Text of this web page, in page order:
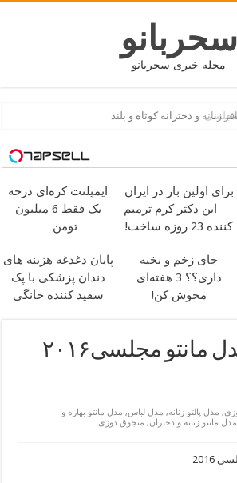
سحربانو
مجله خبری سحربانو
زنانه و دخترانه کوتاه و بلند
برای اولین بار در ایران
این دکتر کرم ترمیم
کننده 23 روزه ساخت!
ایمپلنت کره‌ای درجه
یک فقط 6 میلیون
تومن
جای زخم و بخیه
داری؟؟ 3 هفته‌ای
محوش کن!
پایان دغدغه هزینه های
دندان پزشکی با پک
سفید کننده خانگی
جدیدترین مدل مانتو مجلسی۲۰۱۶
, مدل پالتو زنانه, مدل لباس, مدل مانتو بهاره و
مدل مانتو زنانه و دختران, منجوق دوزی